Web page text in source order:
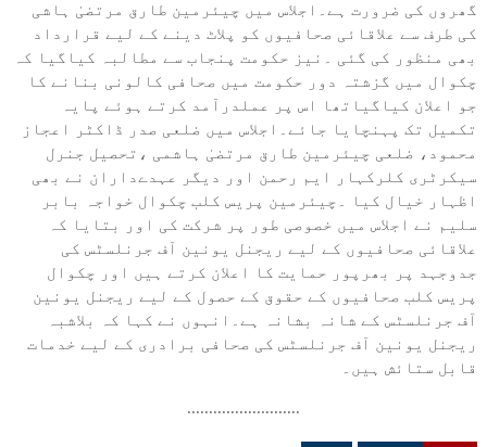
گھروں کی ضرورت ہے۔اجلاس میں چیئرمین طارق مرتضیٰ ہاشی
کی طرف سے علاقائی صحافیوں کو پلاٹ دینے کے لیے قرارداد
بھی منظور کی گئی ۔نیز حکومت پنجاب سے مطالبہ کیاگیا کہ
چکوال میں گزشتہ دور حکومت میں صحافی کالونی بنانے کا
جو اعلان کیاگیاتھا اس پر عملدرآمد کرتے ہوئے پایہ
تکمیل تک پہنچایا جائے۔اجلاس میں ضلعی صدر ڈاکٹر اعجاز
محمود، ضلعی چیئرمین طارق مرتضیٰ ہاشمی ،تحصیل جنرل
سیکرٹری کلرکہار ایم رحمن اور دیگر عہدےداران نے بھی
اظہار خیال کیا ۔چیئرمین پریس کلب چکوال خواجہ بابر
سلیم نے اجلاس میں خصوصی طور پر شرکت کی اور بتایا کہ
علاقائی صحافیوں کے لیے ریجنل یونین آف جرنلسٹس کی
جدوجہد پر بھرپور حمایت کا اعلان کرتے ہیں اور چکوال
پریس کلب صحافیوں کے حقوق کے حصول کے لیے ریجنل یونین
آف جرنلسٹس کے شانہ بشانہ ہے۔انہوں نے کہا کہ بلاشبہ
ریجنل یونین آف جرنلسٹس کی صحافی برادری کے لیے خدمات
قابل ستائش ہیں۔
..........................